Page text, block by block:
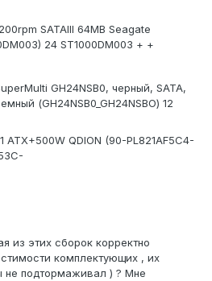
SATAIII 64MB Seagate
24 ST1000DM003 + +
GH24NSB0, черный, SATA,
(GH24NSB0_GH24NSBO) 12
ATX+500W QDION (90-PL821AF5C4-
из этих сборок корректно
комплектующих , их
не подтормаживал ) ? Мне